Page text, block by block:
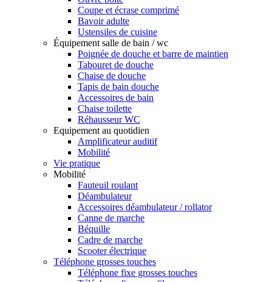
Coupe et écrase comprimé
Bavoir adulte
Ustensiles de cuisine
Équipement salle de bain / wc
Poignée de douche et barre de maintien
Tabouret de douche
Chaise de douche
Tapis de bain douche
Accessoires de bain
Chaise toilette
Réhausseur WC
Equipement au quotidien
Amplificateur auditif
Mobilité
Vie pratique
Mobilité
Fauteuil roulant
Déambulateur
Accessoires déambulateur / rollator
Canne de marche
Béquille
Cadre de marche
Scooter électrique
Téléphone grosses touches
Téléphone fixe grosses touches